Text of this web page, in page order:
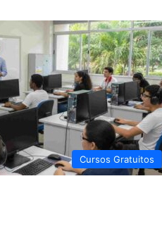
Cursos Gratuitos